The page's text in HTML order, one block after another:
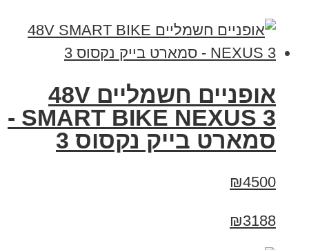
אופניים חשמליים 48V
SMART BIKE NEXUS 3 -
סמארט בייק נקסוס 3
₪4500
₪3188